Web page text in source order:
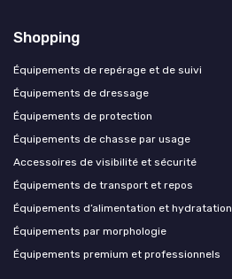
Shopping
Équipements de repérage et de suivi
Équipements de dressage
Équipements de protection
Équipements de chasse par usage
Accessoires de visibilité et sécurité
Équipements de transport et repos
Équipements d’alimentation et hydratation
Équipements par morphologie
Équipements premium et professionnels